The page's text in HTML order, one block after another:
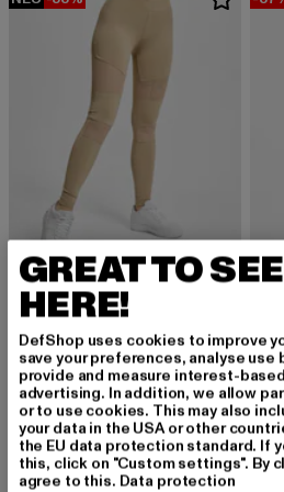
URBAN CLASSICS
Ladies Tech Mesh
14,10 EUR
Derzeitiger Preis: 14,10 EUR
29,99 EURAktionspreis: 29,99
-48% -
GREAT TO
HERE!
DefShop uses cookies to improve
save your preferences, analyse use
provide and measure interest-
advertising. In addition, we allow
or to use cookies. This may also
your data in the USA or other
the EU data protection standard. If
this, click on "Custom settings". By
agree to this. Data protection